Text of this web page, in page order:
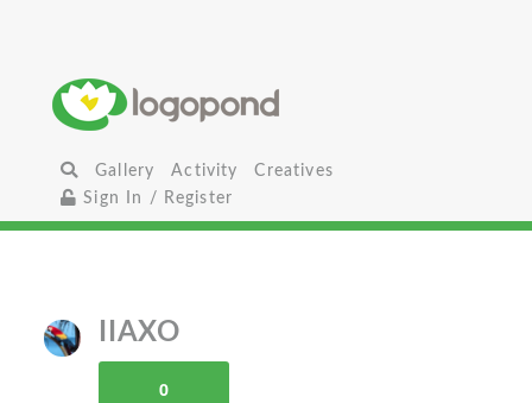
Gallery Activity
Creatives
Sign In / Register
IIAXO
0